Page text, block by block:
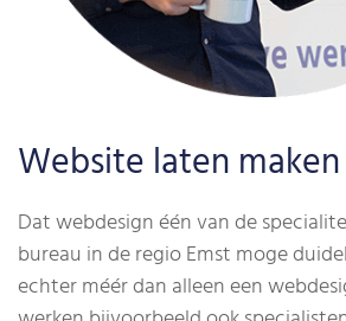
Website laten
Dat webdesign één van de
bureau in de regio Emst moge
echter méér dan alleen een